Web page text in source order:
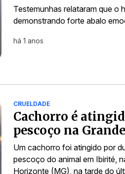
Testemunhas relataram que o
demonstrando forte abalo
há 1 anos
CRUELDADE
Cachorro é
pescoço na
Um cachorro foi atingido por
pescoço do animal em Ibirité,
Horizonte (MG), na tarde do